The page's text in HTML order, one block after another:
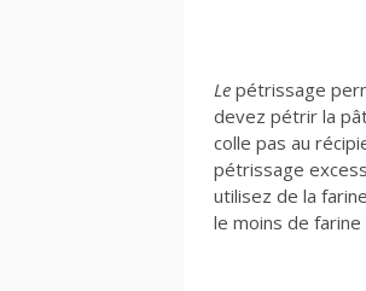
Le pétrissage
devez pétrir la
colle pas au
pétrissage
utilisez de la
le moins de farine